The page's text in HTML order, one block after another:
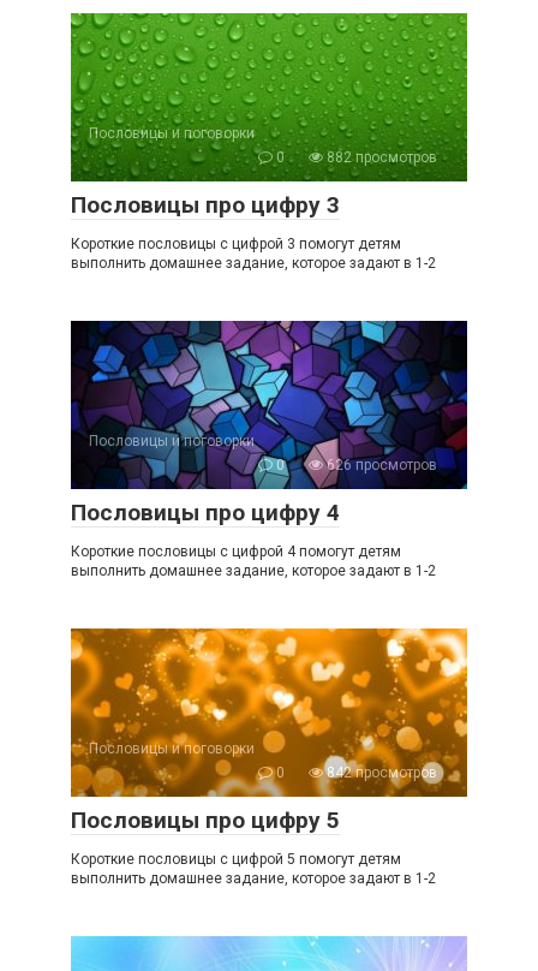
Пословицы и поговорки
0
882 просмотров
Пословицы про цифру 3
Короткие пословицы с цифрой 3 помогут детям
выполнить домашнее задание, которое задают в 1-2
Пословицы и поговорки
0
626 просмотров
Пословицы про цифру 4
Короткие пословицы с цифрой 4 помогут детям
выполнить домашнее задание, которое задают в 1-2
Пословицы и поговорки
0
842 просмотров
Пословицы про цифру 5
Короткие пословицы с цифрой 5 помогут детям
выполнить домашнее задание, которое задают в 1-2